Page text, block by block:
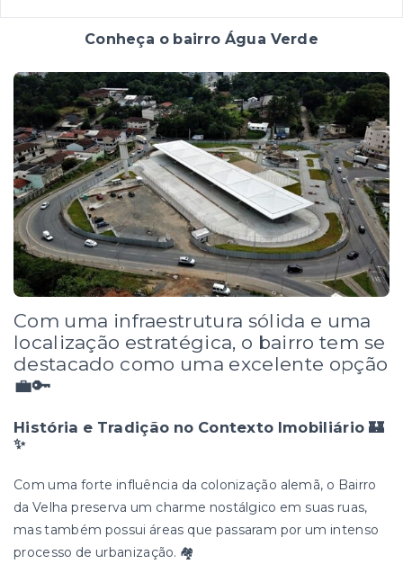
Conheça o bairro Água Verde
Com uma infraestrutura sólida e uma
localização estratégica, o bairro tem se
destacado como uma excelente opção
💼🔑
História e Tradição no Contexto Imobiliário 🏰
✨
Com uma forte influência da colonização alemã, o Bairro
da Velha preserva um charme nostálgico em suas ruas,
mas também possui áreas que passaram por um intenso
processo de urbanização. 🏘️